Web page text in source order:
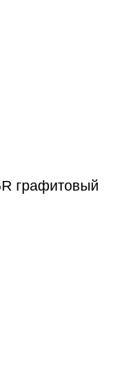
графитовый